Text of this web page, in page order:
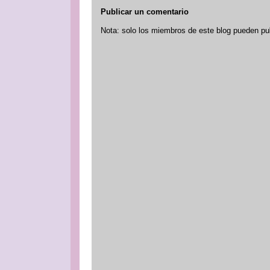
Publicar un comentario
Nota: solo los miembros de este blog pueden